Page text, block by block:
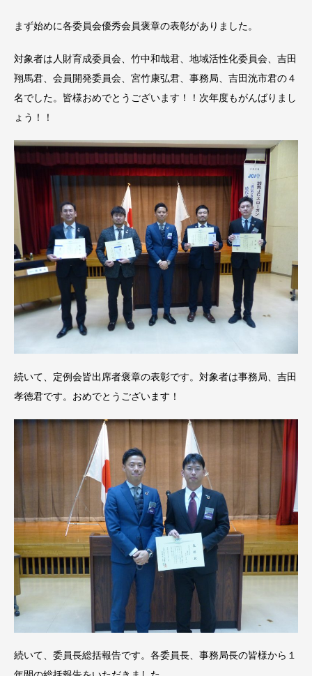
まず始めに各委員会優秀会員褒章の表彰がありました。
対象者は人財育成委員会、竹中和哉君、地域活性化委員会、吉田
翔馬君、会員開発委員会、宮竹康弘君、事務局、吉田洸市君の４
名でした。皆様おめでとうございます！！次年度もがんばりまし
ょう！！
続いて、定例会皆出席者褒章の表彰です。対象者は事務局、吉田
孝徳君です。おめでとうございます！
続いて、委員長総括報告です。各委員長、事務局長の皆様から１